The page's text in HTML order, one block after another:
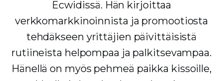
Ecwidissä. Hän kirjoittaa
verkkomarkkinoinnista ja promootiosta
tehdäkseen yrittäjien päivittäisistä
rutiineista helpompaa ja palkitsevampaa.
Hänellä on myös pehmeä paikka kissoille,